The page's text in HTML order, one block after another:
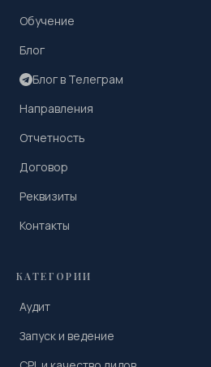
Обучение
Блог
Блог в Телеграм
Направления
Отчетность
Договор
Реквизиты
Контакты
КАТЕГОРИИ
Аудит
Запуск и ведение